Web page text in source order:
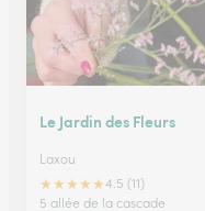
Le Jardin des Fleurs
Laxou
★★★★★4.5 (11)
5 allée de la cascade